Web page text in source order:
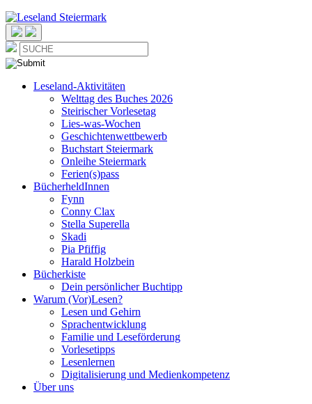
Leseland-Aktivitäten
Welttag des Buches 2026
Steirischer Vorlesetag
Lies-was-Wochen
Geschichtenwettbewerb
Buchstart Steiermark
Onleihe Steiermark
Ferien(s)pass
BücherheldInnen
Fynn
Conny Clax
Stella Superella
Skadi
Pia Pfiffig
Harald Holzbein
Bücherkiste
Dein persönlicher Buchtipp
Warum (Vor)Lesen?
Lesen und Gehirn
Sprachentwicklung
Familie und Leseförderung
Vorlesetipps
Lesenlernen
Digitalisierung und Medienkompetenz
Über uns